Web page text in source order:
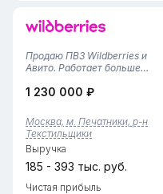
Продаю ПВЗ Wildberries и
Авито. Работает больше
60–70 тысяч рублей,
80 тысяч — хороший
результат. Все аудиты WB,
включая выездной, успешно
пройдены....
1 230 000 ₽
Москва, м. Печатники, р-н
Текстильщики
Выручка
185 - 393 тыс. руб.
Чистая прибыль